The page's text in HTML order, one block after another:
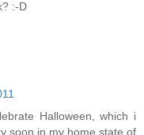
:-D
Halloween, which i
soon in my home state of